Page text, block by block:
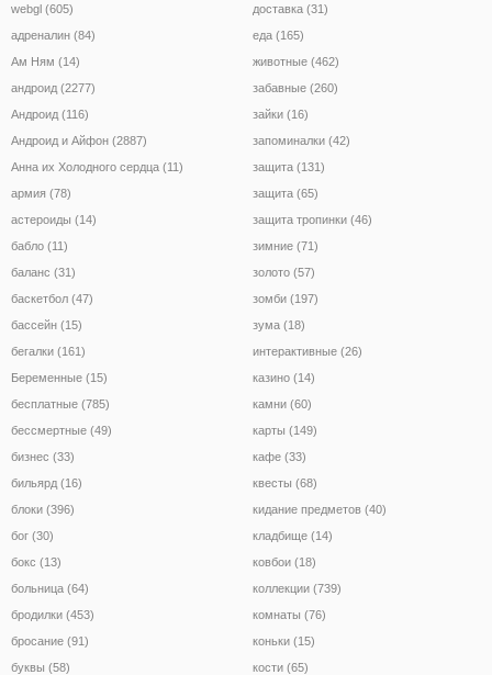
webgl (605)
адреналин (84)
Ам Ням (14)
андроид (2277)
Андроид (116)
Андроид и Айфон (2887)
Анна их Холодного сердца (11)
армия (78)
астероиды (14)
бабло (11)
баланс (31)
баскетбол (47)
бассейн (15)
бегалки (161)
Беременные (15)
бесплатные (785)
бессмертные (49)
бизнес (33)
бильярд (16)
блоки (396)
бог (30)
бокс (13)
больница (64)
бродилки (453)
бросание (91)
буквы (58)
доставка (31)
еда (165)
животные (462)
забавные (260)
зайки (16)
запоминалки (42)
защита (131)
защита (65)
защита тропинки (46)
зимние (71)
золото (57)
зомби (197)
зума (18)
интерактивные (26)
казино (14)
камни (60)
карты (149)
кафе (33)
квесты (68)
кидание предметов (40)
кладбище (14)
ковбои (18)
коллекции (739)
комнаты (76)
коньки (15)
кости (65)